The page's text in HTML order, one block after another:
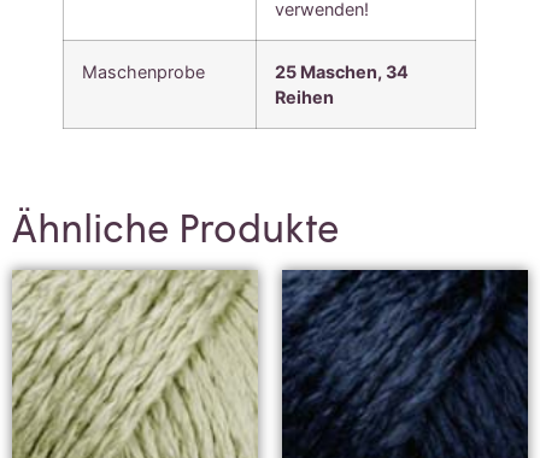
verwenden!
Maschenprobe
25 Maschen, 34
Reihen
Ähnliche Produkte